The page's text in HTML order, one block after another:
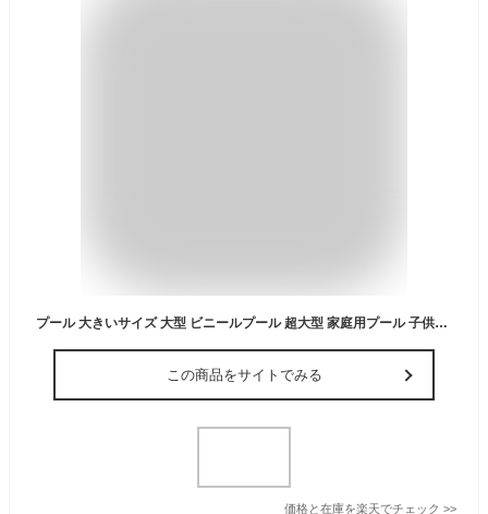
プール 大きいサイズ 大型 ビニールプール 超大型 家庭用プール 子供プール ファミリープール キッズプール エアープール プレイプール おしゃれ 面白ビーチ ナイトプール 庭 ビッグサイズ 長方形 特大 子ども 大人 エアープール 水遊び 150cm 400cm 送料無料
この商品をサイトでみる
価格と在庫を楽天でチェック >>